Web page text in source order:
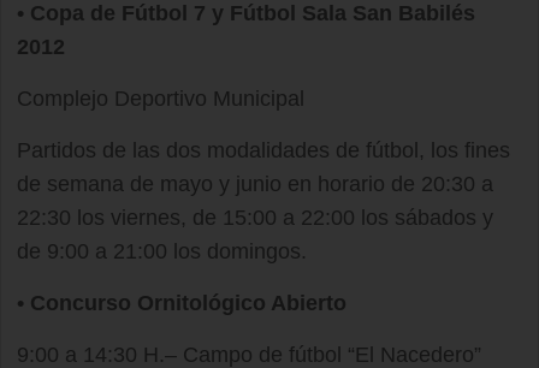
• Copa de Fútbol 7 y Fútbol Sala San Babilés
2012
Complejo Deportivo Municipal
Partidos de las dos modalidades de fútbol, los fines
de semana de mayo y junio en horario de 20:30 a
22:30 los viernes, de 15:00 a 22:00 los sábados y
de 9:00 a 21:00 los domingos.
• Concurso Ornitológico Abierto
9:00 a 14:30 H.– Campo de fútbol “El Nacedero”